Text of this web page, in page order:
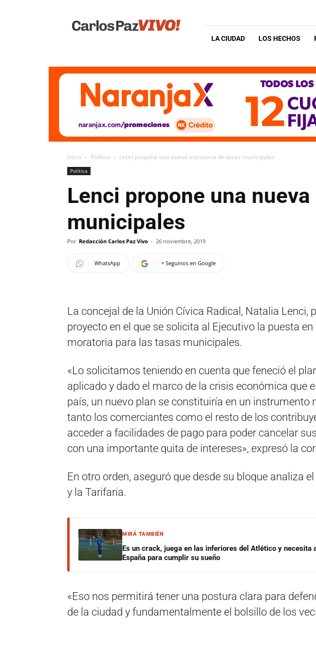
Vivo
LA CIUDAD LOS HECHOS
Inicio Política Lenci propone una nueva moratoria de tasas municipales
Política
Lenci propone una
municipales
Por Redacción Carlos Paz Vivo - 26 noviembre, 2019
WhatsApp + Seguinos en Google
La concejal de la Unión Cívica Radical, Natalia Lenci,
proyecto en el que se solicita al Ejecutivo la puesta
moratoria para las tasas municipales.
«Lo solicitamos teniendo en cuenta que feneció el
aplicado y dado el marco de la crisis económica que
país, un nuevo plan se constituiría en un instrumento
tanto los comerciantes como el resto de los
acceder a facilidades de pago para poder cancelar
con una importante quita de intereses», expresó la
En otro orden, aseguró que desde su bloque analiza
y la Tarifaria.
MIRÁ TAMBIÉN
Es un crack, juega en las inferiores del Atlético y necesita
España para cumplir su sueño
«Eso nos permitirá tener una postura clara para
de la ciudad y fundamentalmente el bolsillo de los